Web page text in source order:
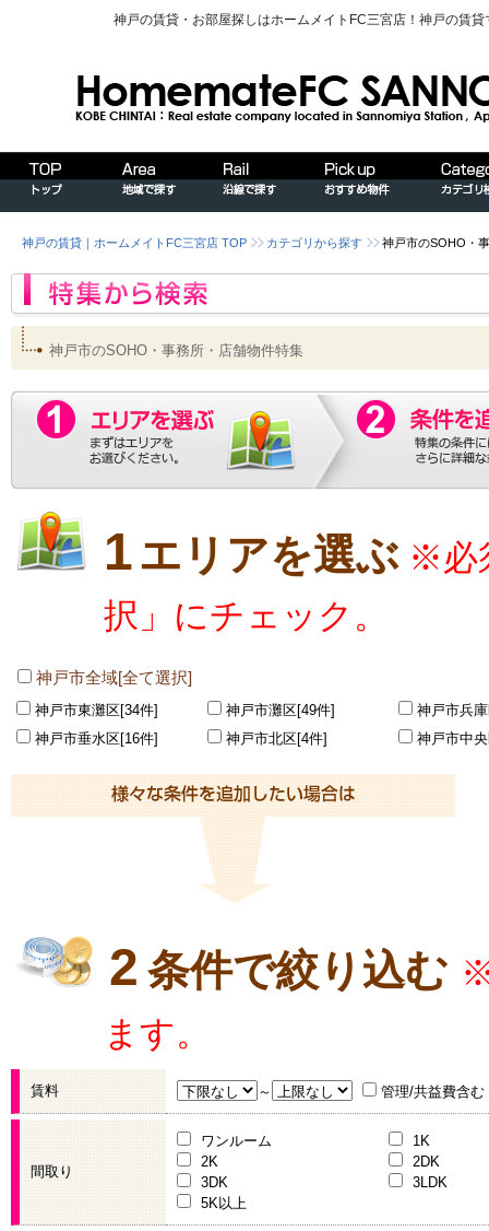
神戸の賃貸・お部屋探しはホームメイトFC三宮店！神戸の賃
神戸の賃貸｜ホームメイトFC三宮店 TOP カテゴリから探す 神戸市のSOHO・
神戸市のSOHO・事務所・店舗物件特集
1エリアを選ぶ ※必
択」にチェック。
神戸市全域[全て選択]
神戸市東灘区[34件] 神戸市灘区[49件]
神戸市兵
神戸市垂水区[16件]
神戸市北区[4件] 神戸市中
2 条件で絞り込む
ます。
賃料 ～ 管理/共益費含む
間取り
ワンルーム
1K
2K
2DK
3DK
3LDK
5K以上